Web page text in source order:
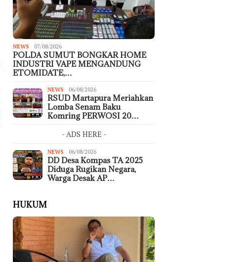
NEWS 07/08/2026
POLDA SUMUT BONGKAR HOME
INDUSTRI VAPE MENGANDUNG
ETOMIDATE,…
NEWS 06/08/2026
RSUD Martapura Meriahkan
Lomba Senam Baku
Komring PERWOSI 20…
- ADS HERE -
NEWS 06/08/2026
DD Desa Kompas TA 2025
Diduga Rugikan Negara,
Warga Desak AP…
HUKUM